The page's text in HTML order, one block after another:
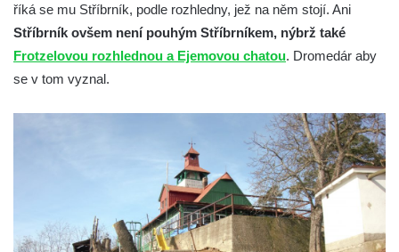
říká se mu Stříbrník, podle rozhledny, jež na něm stojí. Ani
Stříbrník ovšem není pouhým Stříbrníkem, nýbrž také
Frotzelovou rozhlednou a Ejemovou chatou. Dromedár aby
se v tom vyznal.